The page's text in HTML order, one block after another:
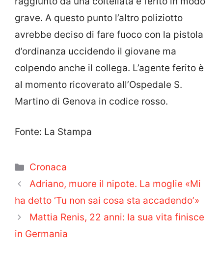
grave. A questo punto l’altro poliziotto
avrebbe deciso di fare fuoco con la pistola
d’ordinanza uccidendo il giovane ma
colpendo anche il collega. L’agente ferito è
al momento ricoverato all’Ospedale S.
Martino di Genova in codice rosso.
Fonte: La Stampa
Categorie
Cronaca
Adriano, muore il nipote. La moglie «Mi
ha detto ‘Tu non sai cosa sta accadendo’»
Mattia Renis, 22 anni: la sua vita finisce
in Germania